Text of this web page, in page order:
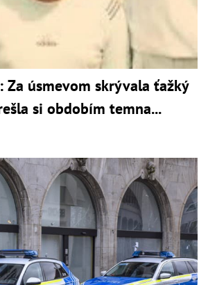
Za úsmevom skrývala ťažký
si obdobím temna...